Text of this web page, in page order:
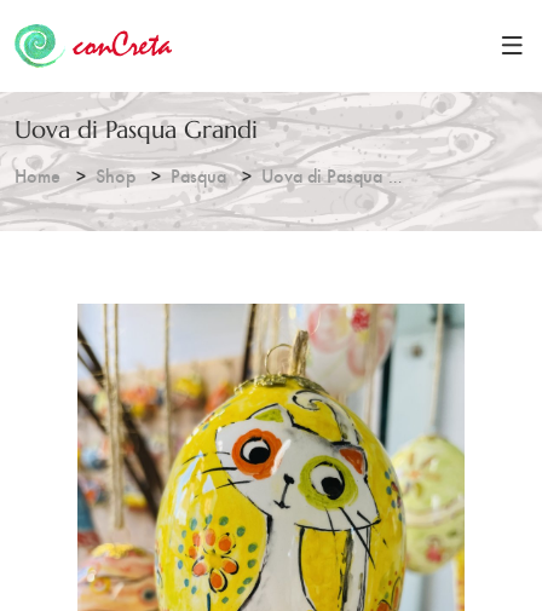
Uova di Pasqua Grandi
Home Shop Pasqua Uova di Pasqua